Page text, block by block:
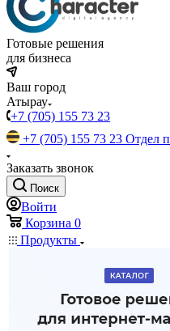
Готовые решения
для бизнеса
Ваш город
Атырау
+7 (705) 155 73 23
+7 (705) 155 73 23 Отдел
Заказать звонок
Поиск
Войти
Корзина 0
Продукты